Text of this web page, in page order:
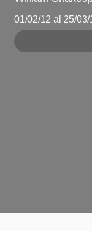
01/02/12 al 25/03/